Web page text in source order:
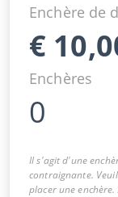
Enchère de
€
Enchères
0
Il s'agit d'une
contraignante.
placer une